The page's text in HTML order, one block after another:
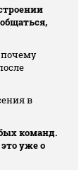
почему
в
команд.
уже о